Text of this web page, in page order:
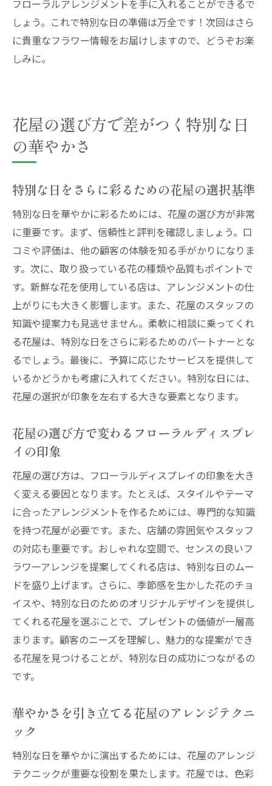
フローラルアレンジメントを手に入れることができるで
しょう。これで特別な日の準備は万全です！次回はさら
に貴重なフラワー情報をお届けしますので、どうぞお楽
しみに。
花屋の選び方で差がつく特別な日
の華やかさ
特別な日をさらに彩るための花屋の選択基準
特別な日を華やかに彩るためには、花屋の選び方が非常
に重要です。まず、信頼性と評判を確認しましょう。口
コミや評価は、他の顧客の体験を知る手がかりになりま
す。次に、取り扱っている花の種類や品質もポイントで
す。新鮮な花を使用している店は、アレンジメントの仕
上がりにも大きく影響します。また、花屋のスタッフの
知識や提案力も見逃せません。柔軟に相談に乗ってくれ
る花屋は、特別な日をさらに彩るためのパートナーとな
るでしょう。最後に、予算に応じたサービスを提供して
いるかどうかも考慮に入れてください。特別な日には、
花屋の選択が印象を左右する大きな要素となります。
花屋の選び方で変わるフローラルディスプレ
イの印象
花屋の選び方は、フローラルディスプレイの印象を大き
く変える要因となります。たとえば、スタイルやテーマ
に合ったアレンジメントを作るためには、専門的な知識
を持つ花屋が必要です。また、店舗の雰囲気やスタッフ
の対応も重要です。おしゃれな空間で、センスの良いフ
ラワーアレンジを提案してくれる店は、特別な日のムー
ドを盛り上げます。さらに、季節感を生かした花のチョ
イスや、特別な日のためのオリジナルデザインを提供し
てくれる花屋を選ぶことで、プレゼントの価値が一層高
まります。顧客のニーズを理解し、魅力的な提案ができ
る花屋を見つけることが、特別な日の成功につながるの
です。
華やかさを引き立てる花屋のアレンジテクニ
ック
特別な日を華やかに演出するためには、花屋のアレンジ
テクニックが重要な役割を果たします。花屋では、色彩